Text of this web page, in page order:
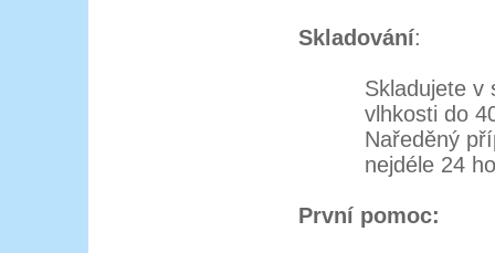
Skladování:
Skladujete v
vlhkosti do
Naředěný
nejdéle 24
První pomoc: